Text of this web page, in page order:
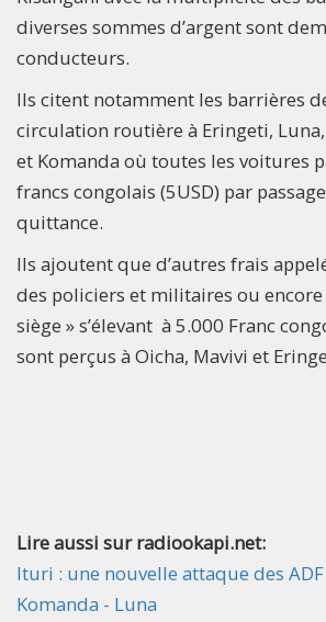
diverses sommes d’argent sont
conducteurs.
Ils citent notamment les barrières
circulation routière à Eringeti,
et Komanda où toutes les voitures
francs congolais (5USD) par
quittance.
Ils ajoutent que d’autres frais
des policiers et militaires ou encore
siège » s’élevant à 5.000 Franc
sont perçus à Oicha, Mavivi et
Lire aussi sur radiookapi.net:
Ituri : une nouvelle attaque des
Komanda - Luna